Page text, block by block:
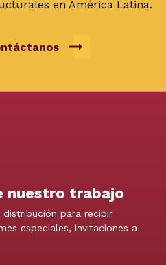
en América Latina.
nuestro trabajo
para recibir
especiales, invitaciones a